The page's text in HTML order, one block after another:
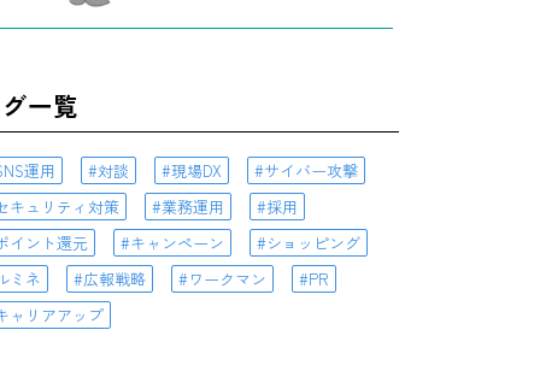
一覧
運用 対談 現場DX
サイバー攻撃
キュリティ対策
業務運用
採用
イント還元
キャンペーン
ショッピング
ミネ
広報戦略 ワークマン
PR
ャリアアップ